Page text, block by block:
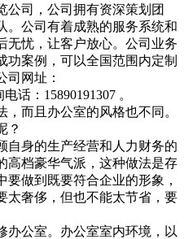
公司，公司拥有资深策划团
。公司有着成熟的服务系统和
无忧，让客户放心。公司业务
功案例，可以全国范围内定制
司网址：
话：15890191307 。
而且办公室的风格也不同。
？
自身的生产经营和人力财务的
高档豪华气派，这种做法是存
做到既要符合企业的形象，
太奢侈，但也不能太节省，要
办公室。办公室室内环境，以